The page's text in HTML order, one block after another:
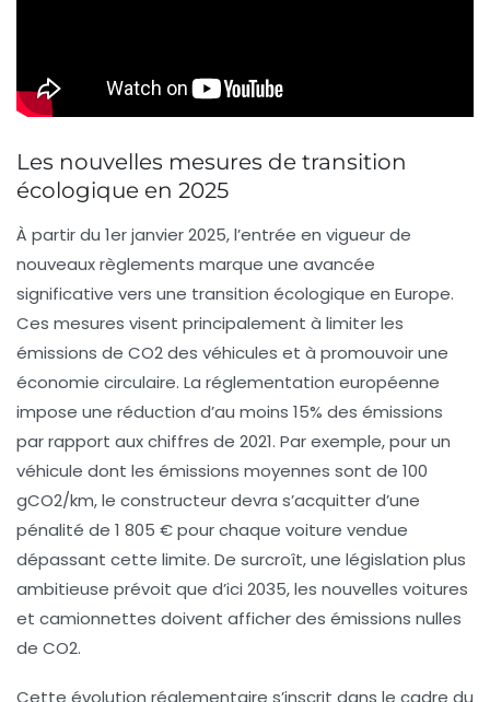
Les nouvelles mesures de transition
écologique en 2025
À partir du 1er janvier 2025, l’entrée en vigueur de
nouveaux règlements marque une avancée
significative vers une transition écologique en Europe.
Ces mesures visent principalement à limiter les
émissions de CO2des véhicules et à promouvoir une
économie circulaire. La réglementation européenne
impose une réduction d’au moins 15% des émissions
par rapport aux chiffres de 2021. Par exemple, pour un
véhicule dont les émissions moyennes sont de 100
gCO2/km, le constructeur devra s’acquitter d’une
pénalité de 1 805 €pour chaque voiture vendue
dépassant cette limite. De surcroît, une législation plus
ambitieuse prévoit que d’ici 2035, les nouvelles voitures
et camionnettes doivent afficher des émissions nulles
de CO2.
Cette évolution réglementaire s’inscrit dans le cadre du